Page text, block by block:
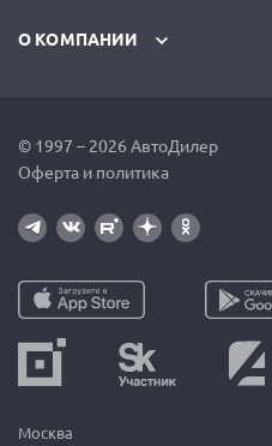
О КОМПАНИИ
© 1997 – 2026 АвтоДилер
Оферта и политика
Москва